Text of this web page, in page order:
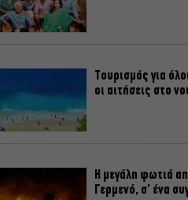
Τουρισμός για
οι αιτήσεις στο
Η μεγάλη φωτιά
Γερμενό, σ’ ένα